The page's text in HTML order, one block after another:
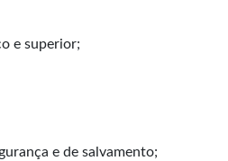
e superior;
e de salvamento;